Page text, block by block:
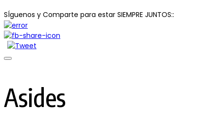
SÍguenos y Comparte para estar SIEMPRE JUNTOS::
Asides